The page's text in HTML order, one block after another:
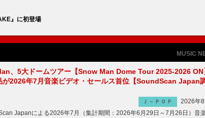
』に初登場
MUSIC
、5大ドームツアー【Snow Man Dome Tour 2025-2026 ON
が2026年7月音楽ビデオ・セールス首位【SoundScan Japan
Ｊ－ＰＯＰ
2026年8
Japanによる2026年7月（集計期間：2026年6月29日～7月26日）音